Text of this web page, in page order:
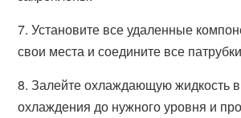
7. Установите все удаленные
свои места и соедините все
8. Залейте охлаждающую жидкость
охлаждения до нужного уровня и